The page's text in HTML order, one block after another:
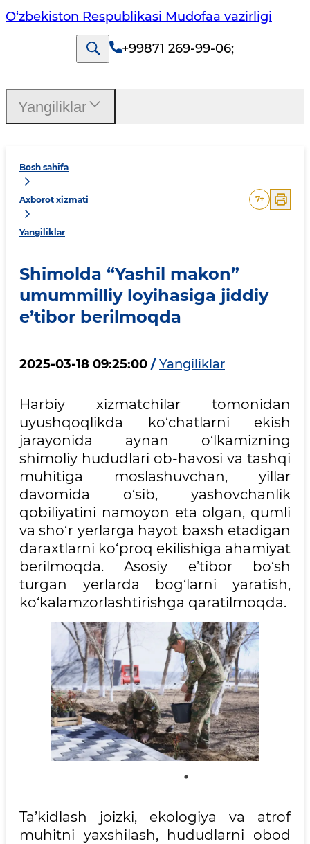
O‘zbekiston Respublikasi Mudofaa vazirligi
+99871 269-99-06;
Bosh sahifa
Axborot xizmati
Yangiliklar
7+
Shimolda “Yashil makon”
umummilliy loyihasiga jiddiy
e’tibor berilmoqda
2025-03-18 09:25:00 / Yangiliklar
Harbiy xizmatchilar tomonidan
uyushqoqlikda ko‘chatlarni ekish
jarayonida aynan o‘lkamizning
shimoliy hududlari ob-havosi va tashqi
muhitiga moslashuvchan, yillar
davomida o‘sib, yashovchanlik
qobiliyatini namoyon eta olgan, qumli
va sho‘r yerlarga hayot baxsh etadigan
daraxtlarni ko‘proq ekilishiga ahamiyat
berilmoqda. Asosiy e’tibor bo‘sh
turgan yerlarda bog‘larni yaratish,
ko‘kalamzorlashtirishga qaratilmoqda.
Ta’kidlash joizki, ekologiya va atrof
muhitni yaxshilash, hududlarni obod
Yangiliklar